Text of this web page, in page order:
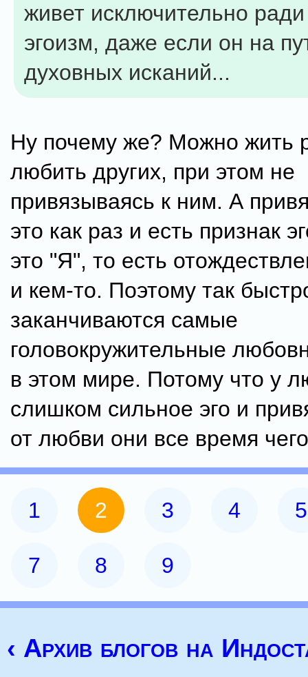
живет исключительно ради
эгоизм, даже если он на
духовных исканий...
Ну почему же? Можно жить
любить других, при этом не
привязываясь к ним. А
это как раз и есть признак
это "Я", то есть
и кем-то. Поэтому так
заканчиваются самые
головокружительные
в этом мире. Потому что у
слишком сильное эго и
от любви они все время
1 2 3 4 5
7 8 9
‹ Архив блогов на